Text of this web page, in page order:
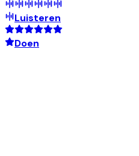
Luisteren
Doen